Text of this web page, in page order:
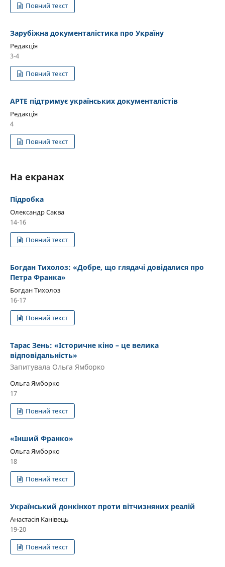
Повний текст
Зарубіжна документалістика про Україну
Редакція
3-4
Повний текст
АРТЕ підтримує українських документалістів
Редакція
4
Повний текст
На екранах
Підробка
Олександр Саква
14-16
Повний текст
Богдан Тихолоз: «Добре, що глядачі довідалися про
Петра Франка»
Богдан Тихолоз
16-17
Повний текст
Тарас Зень: «Історичне кіно – це велика
відповідальність»
Запитувала Ольга Ямборко
Ольга Ямборко
17
Повний текст
«Інший Франко»
Ольга Ямборко
18
Повний текст
Український донкінхот проти вітчизняних реалій
Анастасія Канівець
19-20
Повний текст